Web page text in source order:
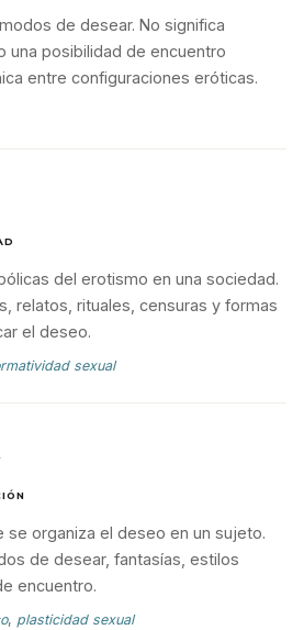
de desear. No significa
una posibilidad de encuentro
entre configuraciones eróticas.
del erotismo en una sociedad.
relatos, rituales, censuras y formas
el deseo.
sexual
se organiza el deseo en un sujeto.
de desear, fantasías, estilos
encuentro.
, plasticidad sexual